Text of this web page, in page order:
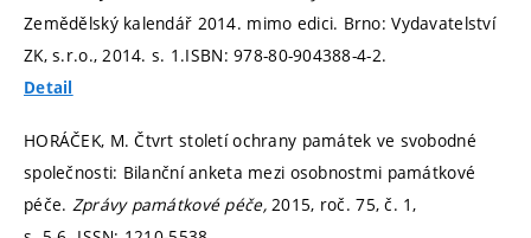
Zemědělský kalendář 2014. mimo edici. Brno: Vydavatelství
ZK, s.r.o., 2014.s. 1.ISBN: 978-80-904388-4-2.
Detail
HORÁČEK, M. Čtvrt století ochrany památek ve svobodné
společnosti: Bilanční anketa mezi osobnostmi památkové
péče. Zprávy památkové péče,2015, roč. 75, č. 1,